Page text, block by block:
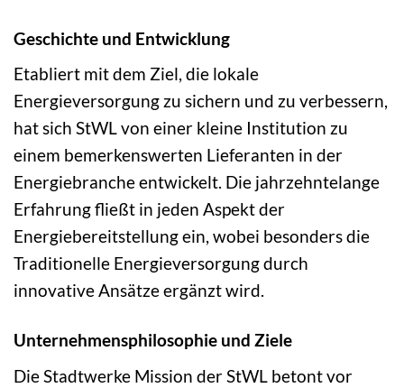
Geschichte und Entwicklung
Etabliert mit dem Ziel, die lokale
Energieversorgung zu sichern und zu verbessern,
hat sich StWL von einer kleine Institution zu
einem bemerkenswerten Lieferanten in der
Energiebranche entwickelt. Die jahrzehntelange
Erfahrung fließt in jeden Aspekt der
Energiebereitstellung ein, wobei besonders die
Traditionelle Energieversorgung durch
innovative Ansätze ergänzt wird.
Unternehmensphilosophie und Ziele
Die Stadtwerke Mission der StWL betont vor